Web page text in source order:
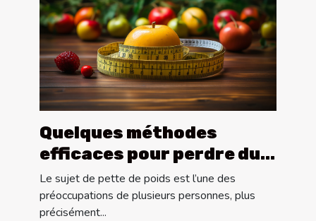
Quelques méthodes
efficaces pour perdre du
poids ?
Le sujet de pette de poids est l’une des
préoccupations de plusieurs personnes, plus
précisément...